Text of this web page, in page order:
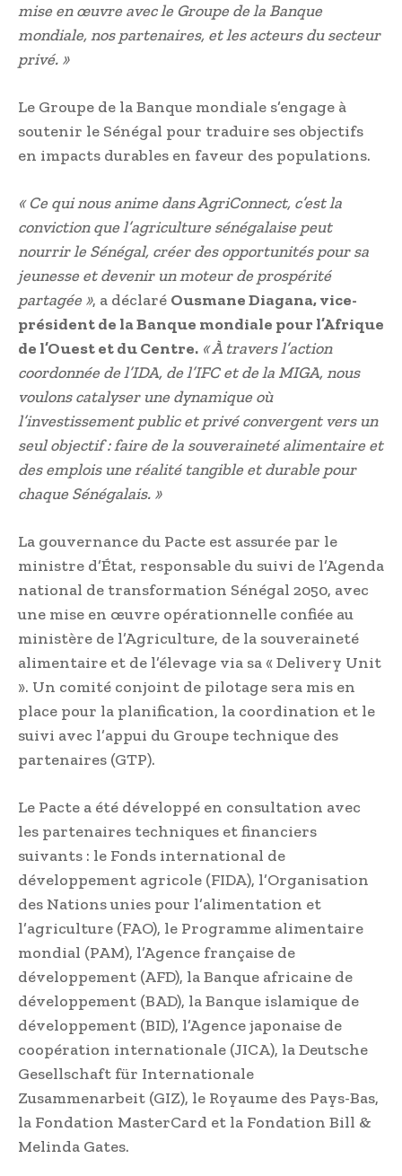
mise en œuvre avec le Groupe de la Banque
mondiale, nos partenaires, et les acteurs du secteur
privé. »
Le Groupe de la Banque mondiale s’engage à
soutenir le Sénégal pour traduire ses objectifs
en impacts durables en faveur des populations.
« Ce qui nous anime dans AgriConnect, c’est la
conviction que l’agriculture sénégalaise peut
nourrir le Sénégal, créer des opportunités pour sa
jeunesse et devenir un moteur de prospérité
partagée », a déclaré Ousmane Diagana, vice-
président de la Banque mondiale pour l’Afrique
de l’Ouest et du Centre. « À travers l’action
coordonnée de l’IDA, de l’IFC et de la MIGA, nous
voulons catalyser une dynamique où
l’investissement public et privé convergent vers un
seul objectif : faire de la souveraineté alimentaire et
des emplois une réalité tangible et durable pour
chaque Sénégalais. »
La gouvernance du Pacte est assurée par le
ministre d’État, responsable du suivi de l’Agenda
national de transformation Sénégal 2050, avec
une mise en œuvre opérationnelle confiée au
ministère de l’Agriculture, de la souveraineté
alimentaire et de l’élevage via sa « Delivery Unit
». Un comité conjoint de pilotage sera mis en
place pour la planification, la coordination et le
suivi avec l’appui du Groupe technique des
partenaires (GTP).
Le Pacte a été développé en consultation avec
les partenaires techniques et financiers
suivants : le Fonds international de
développement agricole (FIDA), l’Organisation
des Nations unies pour l’alimentation et
l’agriculture (FAO), le Programme alimentaire
mondial (PAM), l’Agence française de
développement (AFD), la Banque africaine de
développement (BAD), la Banque islamique de
développement (BID), l’Agence japonaise de
coopération internationale (JICA), la Deutsche
Gesellschaft für Internationale
Zusammenarbeit (GIZ), le Royaume des Pays-Bas,
la Fondation MasterCard et la Fondation Bill &
Melinda Gates.